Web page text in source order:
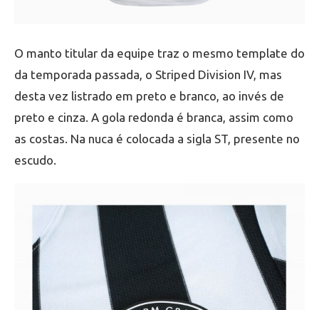
O manto titular da equipe traz o mesmo template do
da temporada passada, o Striped Division IV, mas
desta vez listrado em preto e branco, ao invés de
preto e cinza. A gola redonda é branca, assim como
as costas. Na nuca é colocada a sigla ST, presente no
escudo.